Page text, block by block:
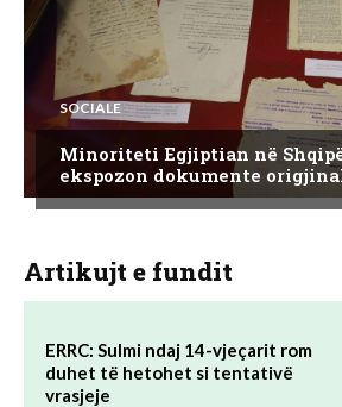
SOCIALE
Minoriteti Egjiptian në
ekspozon dokumente
Artikujt e fundit
ERRC: Sulmi ndaj 14-vjeçarit rom
duhet të hetohet si tentativë
vrasjeje